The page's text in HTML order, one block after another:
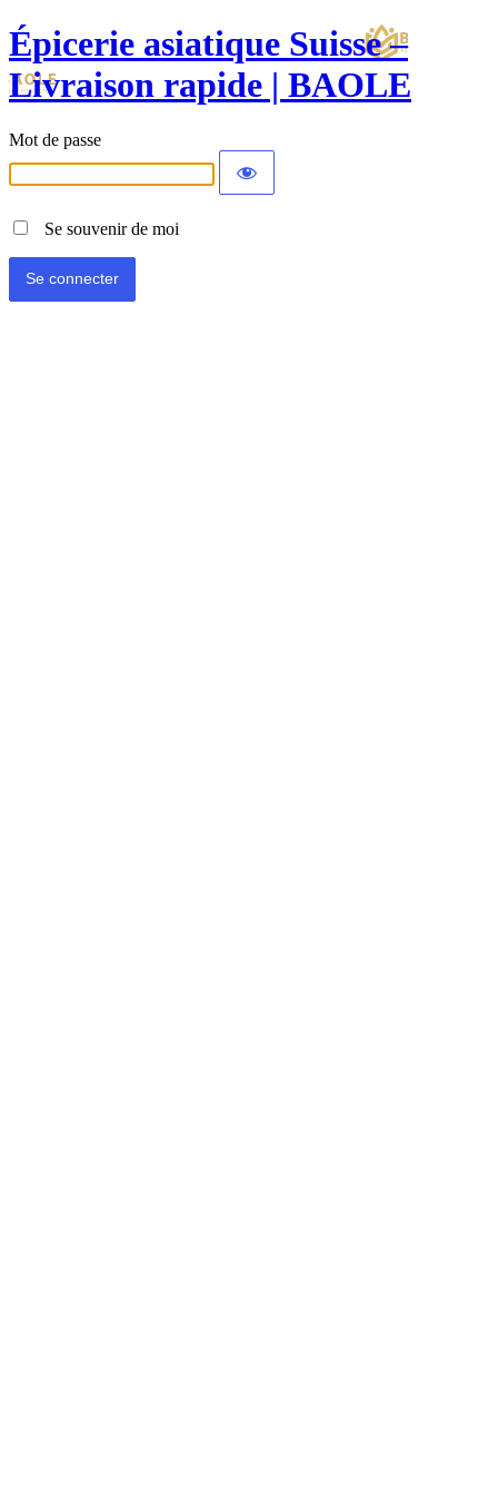
Épicerie asiatique Suisse –
Livraison rapide | BAOLE
Mot de passe
Se souvenir de moi